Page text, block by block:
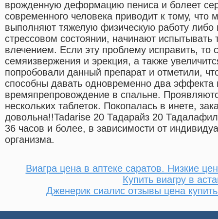
врожденную деформацию пениса и болеет
современного человека приводит к тому, что
выполняют тяжелую физическую работу либо
стрессовом состоянии, начинают испытывать
влечением. Если эту проблему исправить, то
семяизвержения и эрекция, а также
попробовали данный препарат и отметили,
способны давать одновременно два эффекта
времяпрепровождение в спальне.
нескольких таблеток. Покопалась в инете,
довольна!!Tadarise 20 Тадарайз 20
36 часов и более, в зависимости от
организма.
Виагра цена в аптеке саратов. Низкие
Купить виагру в
Дженерик сиалис отзывы цена